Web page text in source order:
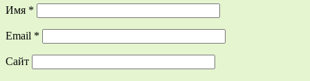
Имя *
Email *
Сайт